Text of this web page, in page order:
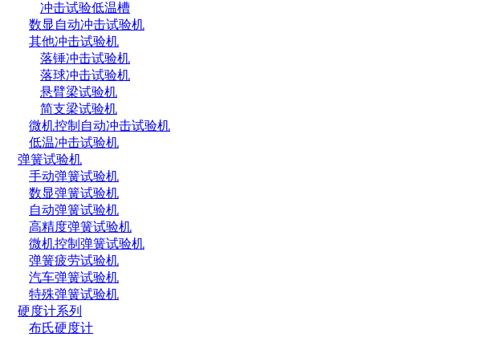
冲击试验低温槽
数显自动冲击试验机
其他冲击试验机
落锤冲击试验机
落球冲击试验机
悬臂梁试验机
简支梁试验机
微机控制自动冲击试验机
低温冲击试验机
弹簧试验机
手动弹簧试验机
数显弹簧试验机
自动弹簧试验机
高精度弹簧试验机
微机控制弹簧试验机
弹簧疲劳试验机
汽车弹簧试验机
特殊弹簧试验机
硬度计系列
布氏硬度计